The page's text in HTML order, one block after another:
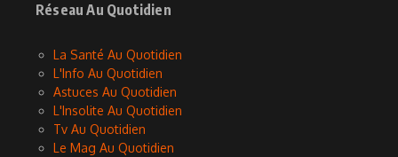
Réseau Au Quotidien
La Santé Au Quotidien
L'Info Au Quotidien
Astuces Au Quotidien
L'Insolite Au Quotidien
Tv Au Quotidien
Le Mag Au Quotidien